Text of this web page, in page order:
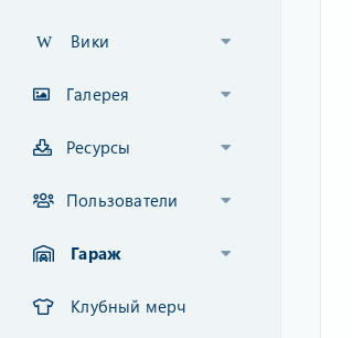
Вики
Галерея
Ресурсы
Пользователи
Гараж
Клубный мерч